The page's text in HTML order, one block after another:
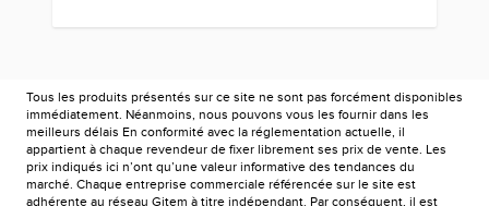
Tous les produits présentés sur ce site ne sont pas forcément disponibles
immédiatement. Néanmoins, nous pouvons vous les fournir dans les
meilleurs délais En conformité avec la réglementation actuelle, il
appartient à chaque revendeur de fixer librement ses prix de vente. Les
prix indiqués ici n’ont qu’une valeur informative des tendances du
marché. Chaque entreprise commerciale référencée sur le site est
adhérente au réseau Gitem à titre indépendant. Par conséquent, il est